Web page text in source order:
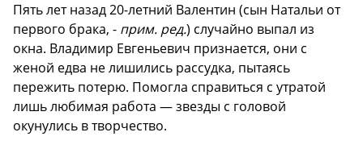
Пять лет назад 20-летний Валентин (сын Натальи от
первого брака, - прим. ред.) случайно выпал из
окна. Владимир Евгеньевич признается, они с
женой едва не лишились рассудка, пытаясь
пережить потерю. Помогла справиться с утратой
лишь любимая работа — звезды с головой
окунулись в творчество.